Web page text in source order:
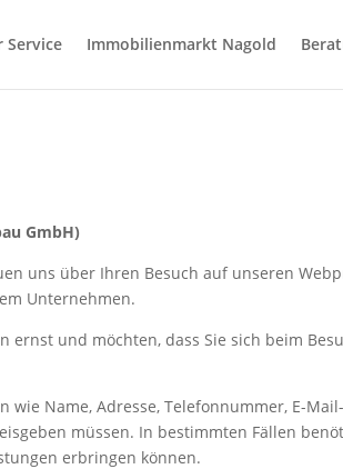
Service Immobilienmarkt Nagold
GmbH)
uns über Ihren Besuch auf unseren
Unternehmen.
und möchten, dass Sie sich beim
Name, Adresse, Telefonnummer, E-
müssen. In bestimmten Fällen
erbringen können.